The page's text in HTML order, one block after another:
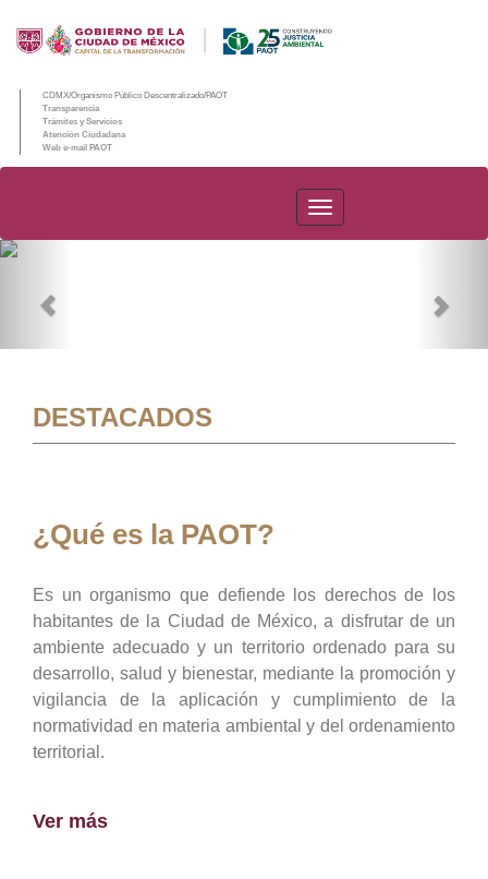
CDMX/Organismo Público Descentralizado/PAOT
Transparencia
Trámites y Servicios
Atención Ciudadana
Web e-mail PAOT
PAOT
DESTACADOS
¿Qué es la PAOT?
Es un organismo que defiende los derechos de los
habitantes de la Ciudad de México, a disfrutar de un
ambiente adecuado y un territorio ordenado para su
desarrollo, salud y bienestar, mediante la promoción y
vigilancia de la aplicación y cumplimiento de la
normatividad en materia ambiental y del ordenamiento
territorial.
Ver más